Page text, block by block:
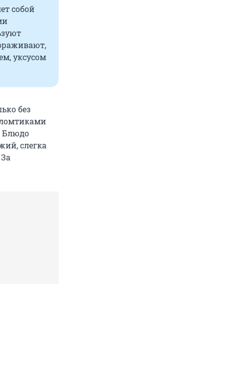
собой
уксусом
без
Блюдо
слегка